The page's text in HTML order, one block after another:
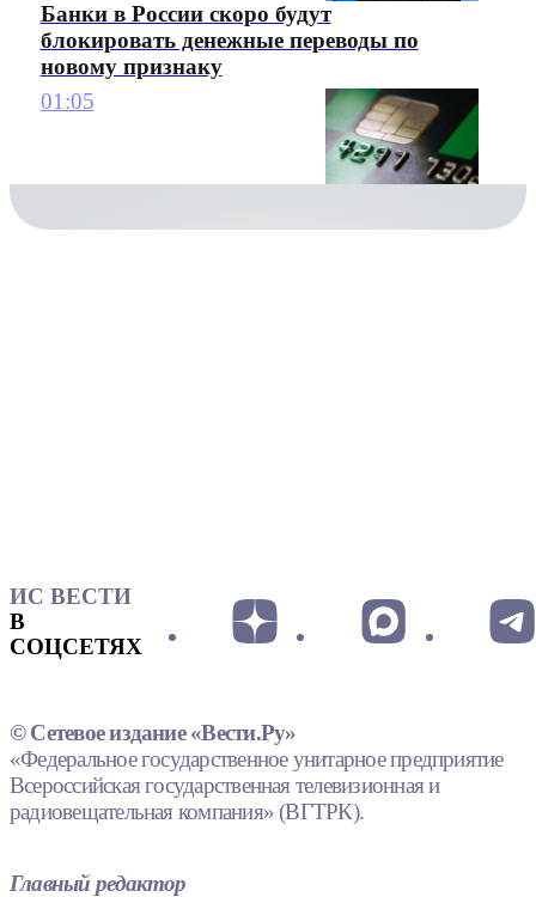
Банки в России скоро будут
блокировать денежные переводы по
новому признаку
01:05
ИС ВЕСТИ
В
СОЦСЕТЯХ
© Сетевое издание «Вести.Ру»
«Федеральное государственное унитарное предприятие
Всероссийская государственная телевизионная и
радиовещательная компания» (ВГТРК).
Главный редактор